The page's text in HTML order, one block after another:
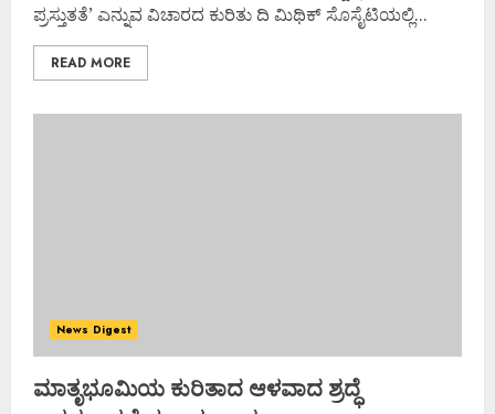
ಪ್ರಸ್ತುತತೆ’ ಎನ್ನುವ ವಿಚಾರದ ಕುರಿತು ದಿ ಮಿಥಿಕ್ ಸೊಸೈಟಿಯಲ್ಲಿ...
READ MORE
News Digest
ಮಾತೃಭೂಮಿಯ ಕುರಿತಾದ ಆಳವಾದ ಶ್ರದ್ಧೆ